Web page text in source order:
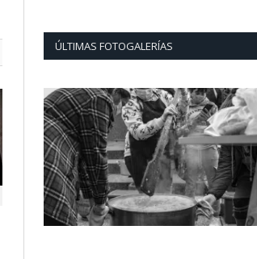
ÚLTIMAS FOTOGALERÍAS